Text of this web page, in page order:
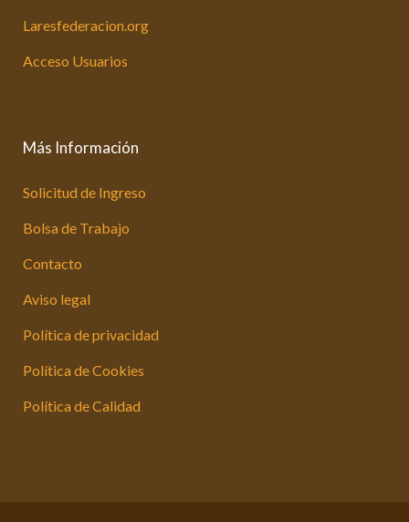
Laresfederacion.org
Acceso Usuarios
Más Información
Solicitud de Ingreso
Bolsa de Trabajo
Contacto
Aviso legal
Política de privacidad
Política de Cookies
Política de Calidad